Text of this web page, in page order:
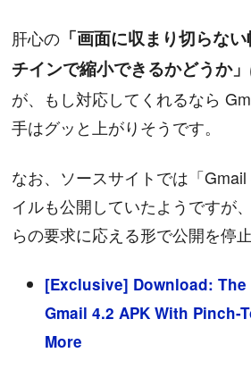
肝心の 「画面に収まり切らな
チインで縮小できるかどうか」
が、もし対応してくれるなら
手はグッと上がりそうです。
なお、ソースサイトでは「
イルも公開していたようですが
らの要求に応える形で公開を停
[Exclusive] Download: The
Gmail 4.2 APK With Pinch-
More